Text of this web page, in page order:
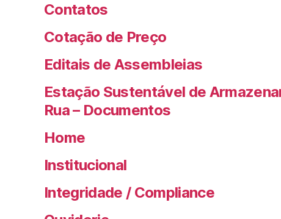
Contatos
Cotação de Preço
Editais de Assembleias
Estação Sustentável de
Rua – Documentos
Home
Institucional
Integridade / Compliance